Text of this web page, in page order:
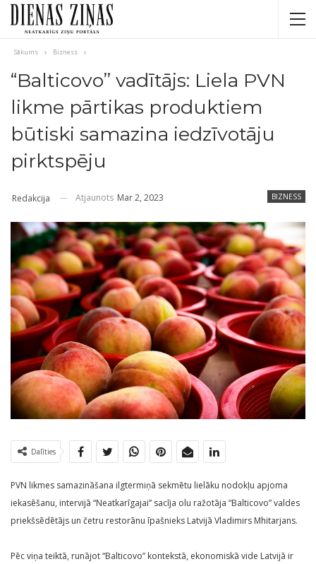
Sākums Bizness
“Balticovo” vadītājs: Liela PVN
likme pārtikas produktiem
būtiski samazina iedzīvotāju
pirktspēju
BIZNESS
Redakcija Atjaunots Mar 2, 2023
Dalīties
PVN likmes samazināšana ilgtermiņā sekmētu lielāku nodokļu apjoma
iekasēšanu, intervijā “Neatkarīgajai” sacīja olu ražotāja “Balticovo” valdes
priekšsēdētājs un četru restorānu īpašnieks Latvijā Vladimirs Mhitarjans.
Pēc viņa teiktā, runājot “Balticovo” kontekstā, ekonomiskā vide Latvijā ir